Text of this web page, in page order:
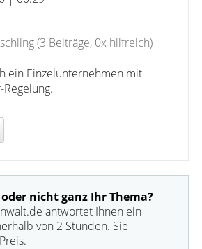
(3 Beiträge, 0x hilfreich)
ein Einzelunternehmen mit
nicht ganz Ihr Thema?
antwortet Ihnen ein
von 2 Stunden. Sie